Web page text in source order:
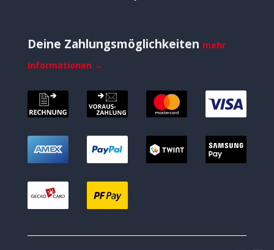
Deine Zahlungsmöglichkeiten mehr
Informationen →